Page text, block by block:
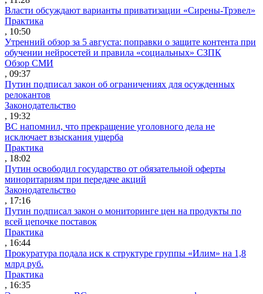
Власти обсуждают варианты приватизации «Сирены-Трэвел»
Практика
, 10:50
Утренний обзор за 5 августа: поправки о защите контента при
обучении нейросетей и правила «социальных» СЗПК
Обзор СМИ
, 09:37
Путин подписал закон об ограничениях для осужденных
релокантов
Законодательство
, 19:32
ВС напомнил, что прекращение уголовного дела не
исключает взыскания ущерба
Практика
, 18:02
Путин освободил государство от обязательной оферты
миноритариям при передаче акций
Законодательство
, 17:16
Путин подписал закон о мониторинге цен на продукты по
всей цепочке поставок
Практика
, 16:44
Прокуратура подала иск к структуре группы «Илим» на 1,8
млрд руб.
Практика
, 16:35